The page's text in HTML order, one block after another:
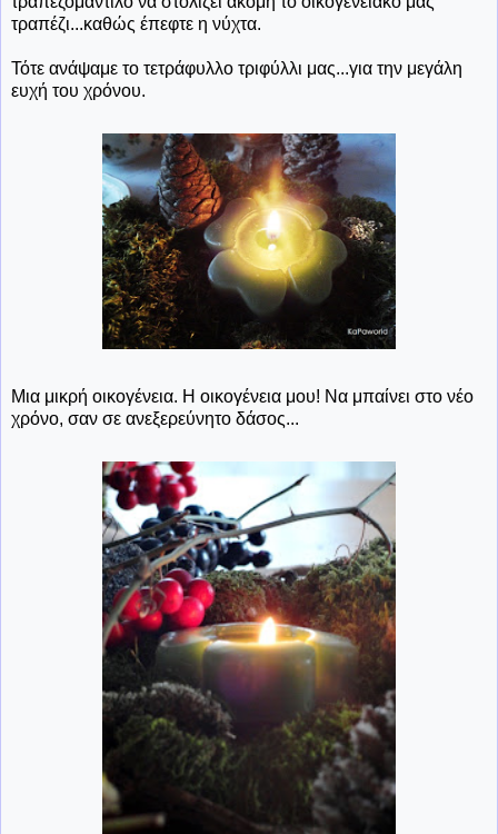
τραπέζι...καθώς έπεφτε η νύχτα.
Τότε ανάψαμε το τετράφυλλο τριφύλλι μας...για την μεγάλη
ευχή του χρόνου.
Μια μικρή οικογένεια. Η οικογένεια μου! Να μπαίνει στο νέο
χρόνο, σαν σε ανεξερεύνητο δάσος...